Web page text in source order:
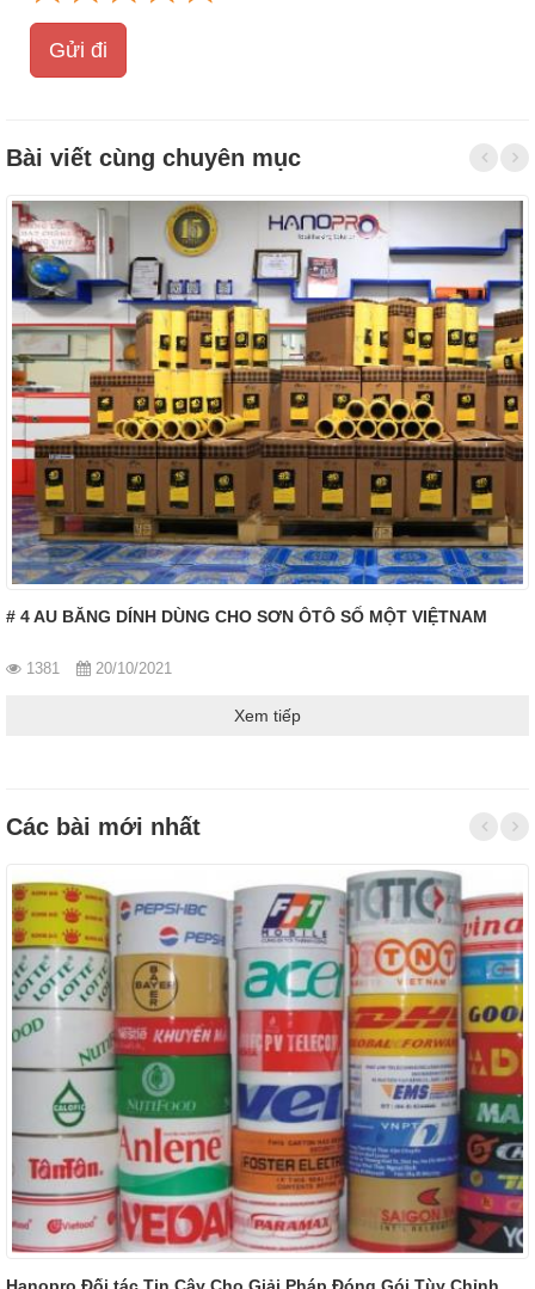
Gửi đi
Bài viết cùng chuyên mục
# 4 AU BĂNG DÍNH DÙNG CHO SƠN ÔTÔ SỐ MỘT VIỆTNAM
1381 20/10/2021
Xem tiếp
Các bài mới nhất
Hanopro Đối tác Tin Cậy Cho Giải Pháp Đóng Gói Tùy Chỉnh